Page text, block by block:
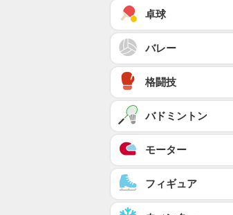
卓球
バレー
格闘技
バドミントン
モーター
フィギュア